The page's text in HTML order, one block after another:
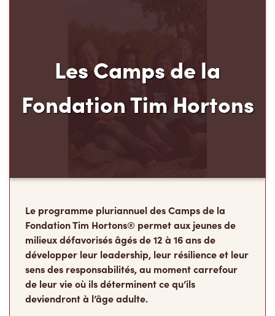
Les Camps de la
Fondation Tim Hortons
Le programme pluriannuel des Camps de la
Fondation Tim Hortons® permet aux jeunes de
milieux défavorisés âgés de 12 à 16 ans de
développer leur leadership, leur résilience et leur
sens des responsabilités, au moment carrefour
de leur vie où ils déterminent ce qu’ils
deviendront à l’âge adulte.